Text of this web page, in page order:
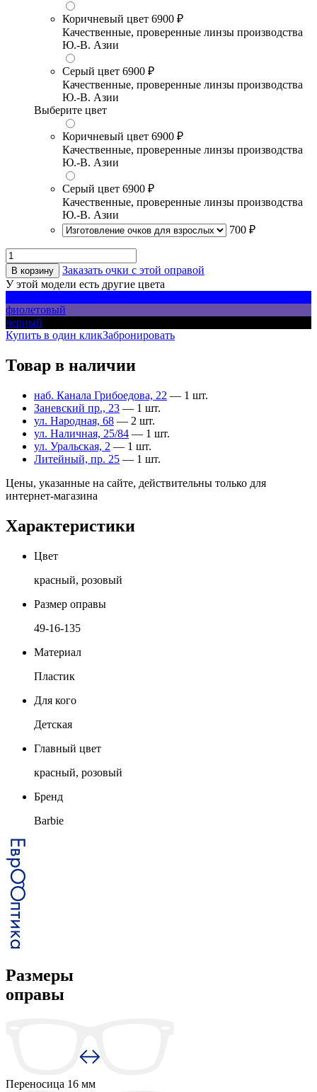
Коричневый цвет 6900 ₽
Качественные, проверенные линзы производства
Ю.-В. Азии
Серый цвет 6900 ₽
Качественные, проверенные линзы производства
Ю.-В. Азии
Выберите цвет
Коричневый цвет 6900 ₽
Качественные, проверенные линзы производства
Ю.-В. Азии
Серый цвет 6900 ₽
Качественные, проверенные линзы производства
Ю.-В. Азии
700 ₽
В корзину
Заказать очки с этой оправой
У этой модели есть другие цвета
фиолетовый
черный
Купить в один кликЗабронировать
Товар в наличии
наб. Канала Грибоедова, 22 — 1 шт.
Заневский пр., 23 — 1 шт.
ул. Народная, 68 — 2 шт.
ул. Наличная, 25/84 — 1 шт.
ул. Уральская, 2 — 1 шт.
Литейный, пр. 25 — 1 шт.
Цены, указанные на сайте, действительны только для
интернет-магазина
Характеристики
Цвет
красный, розовый
Размер оправы
49-16-135
Материал
Пластик
Для кого
Детская
Главный цвет
красный, розовый
Бренд
Barbie
Размеры
оправы
Переносица 16 мм